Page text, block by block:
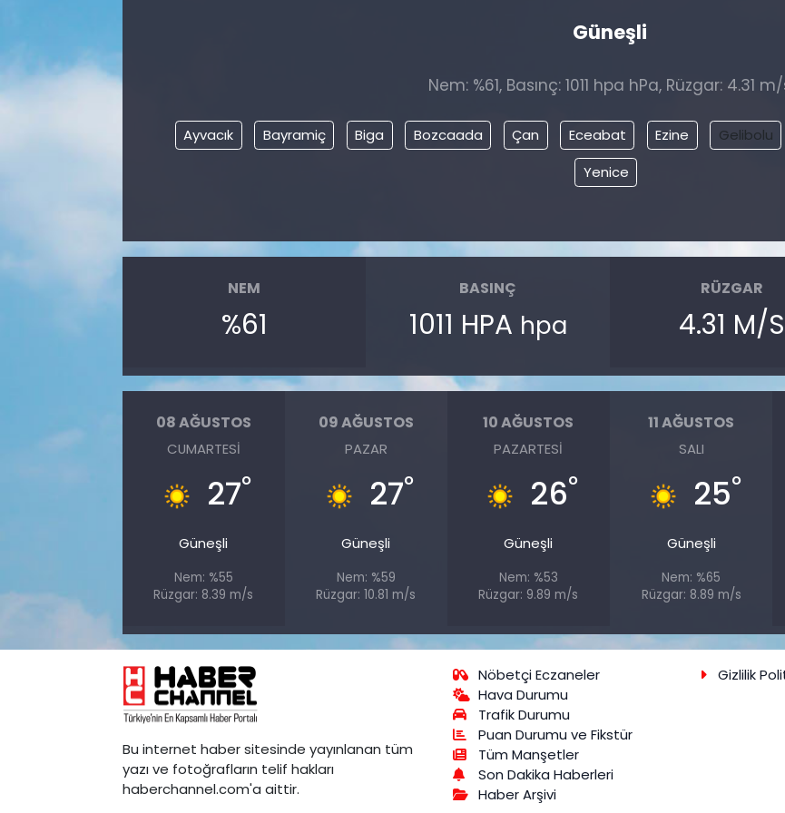
Güneşli
Nem: %61, Basınç: 1011 hpa hPa, Rüzgar: 4.31
Ayvacık Bayramiç Biga Bozcaada Çan Eceabat Ezine Gelibolu
Yenice
NEM
%61
BASINÇ
1011 HPA hpa
RÜZGAR
4.31 M/S
08 AĞUSTOS
CUMARTESI
27°
Güneşli
Nem: %55
Rüzgar: 8.39 m/s
09 AĞUSTOS
PAZAR
27°
Güneşli
Nem: %59
Rüzgar: 10.81 m/s
10 AĞUSTOS
PAZARTESI
26°
Güneşli
Nem: %53
Rüzgar: 9.89 m/s
11 AĞUSTOS
SALI
25°
Güneşli
Nem: %65
Rüzgar: 8.89 m/s
Bu internet haber sitesinde yayınlanan tüm
yazı ve fotoğrafların telif hakları
haberchannel.com'a aittir.
Nöbetçi Eczaneler
Hava Durumu
Trafik Durumu
Puan Durumu ve Fikstür
Tüm Manşetler
Son Dakika Haberleri
Haber Arşivi
Gizlilik